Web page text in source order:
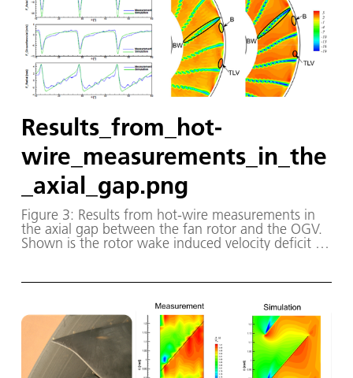
Results_from_hot-
wire_measurements_in_the
_axial_gap.png
Figure 3: Results from hot-wire measurements in
the axial gap between the fan rotor and the OGV.
Shown is the rotor wake induced velocity deficit at